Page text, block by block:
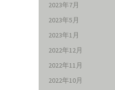
2023年7月
2023年5月
2023年1月
2022年12月
2022年11月
2022年10月